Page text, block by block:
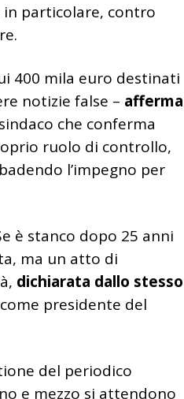
in particolare, contro
400 mila euro destinati
notizie false – afferma
che conferma
ruolo di controllo,
l’impegno per
è stanco dopo 25 anni
ma un atto di
dichiarata dallo stesso
presidente del
del periodico
e mezzo si attendono